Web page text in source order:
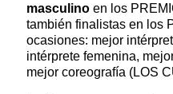
masculino en los
también finalistas en los
ocasiones: mejor
intérprete femenina,
mejor coreografía (LOS